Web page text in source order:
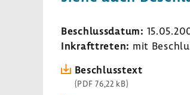
Beschluss­datum:
Inkraft­treten: mit
Beschluss­text
(PDF 76,22 kB)